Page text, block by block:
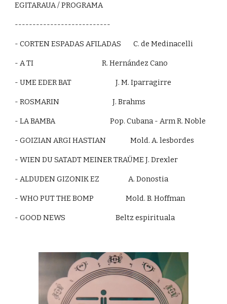
EGITARAUA / PROGRAMA
---------------------------
- CORTEN ESPADAS AFILADAS        C. de Medinacelli
- A TI                                             R. Hernández Cano
- UME EDER BAT                             J. M. Iparragirre
- ROSMARIN                                   J. Brahms
- LA BAMBA                                    Pop. Cubana - Arm R. Noble
- GOIZIAN ARGI HASTIAN                Mold. A. lesbordes
- WIEN DU SATADT MEINER TRAÜME J. Drexler
- ALDUDEN GIZONIK EZ                   A. Donostia
- WHO PUT THE BOMP                     Mold. B. Hoffman
- GOOD NEWS                                 Beltz espirituala